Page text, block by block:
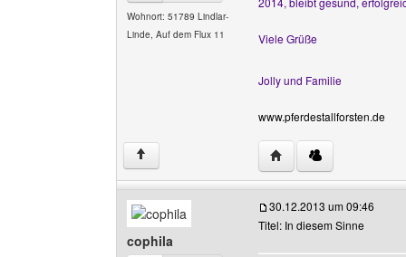
Wohnort: 51789 Lindlar-
Linde, Auf dem Flux 11
Viele Grüße
Jolly und Familie
www.pferdestallforsten.de
↑ Website dieses
cophila
30.12.2013 um 09:46
Titel: In diesem Sinne